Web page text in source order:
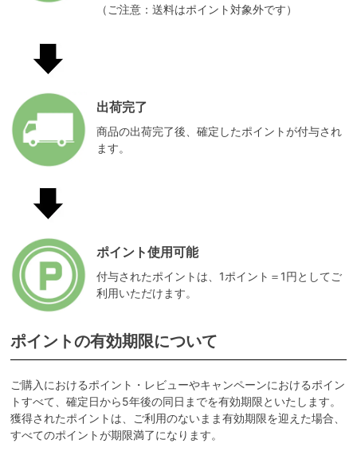
（ご注意：送料はポイント対象外です）
出荷完了
商品の出荷完了後、確定したポイントが付与され
ます。
ポイント使用可能
付与されたポイントは、1ポイント＝1円としてご
利用いただけます。
ポイントの有効期限について
ご購入におけるポイント・レビューやキャンペーンにおけるポイン
トすべて、確定日から5年後の同日までを有効期限といたします。
獲得されたポイントは、ご利用のないまま有効期限を迎えた場合、
すべてのポイントが期限満了になります。